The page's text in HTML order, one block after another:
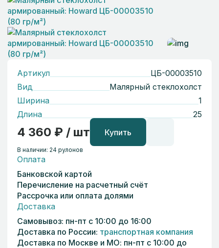
Артикул
ЦБ-00003510
Вид
Малярный стеклохолст
Ширина
1
Длина
25
4 360 ₽ / шт Купить
В наличии: 24 рулонов
Оплата
Банковской картой
Перечисление на расчетный счёт
Рассрочка или оплата долями
Доставка
Самовывоз: пн-пт с 10:00 до 16:00
Доставка по России: транспортная компания
Доставка по Москве и МО: пн-пт с 10:00 до